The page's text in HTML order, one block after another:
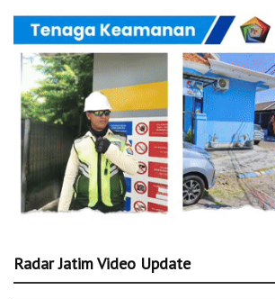
Radar Jatim Video Update